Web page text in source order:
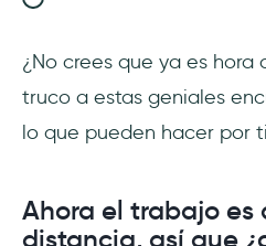
¿No crees que ya es hora
truco a estas geniales
lo que pueden hacer por
Ahora el trabajo es